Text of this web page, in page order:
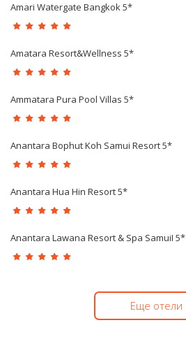
Amari Watergate Bangkok 5*
Amatara Resort&Wellness 5*
Ammatara Pura Pool Villas 5*
Anantara Bophut Koh Samui Resort 5*
Anantara Hua Hin Resort 5*
Anantara Lawana Resort & Spa SamuiI 5*
Еще отели